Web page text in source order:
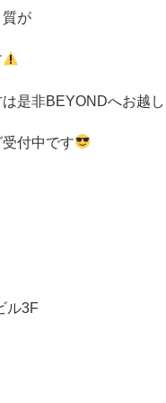
質が
是非BEYONDへお越
付中です
ル3F